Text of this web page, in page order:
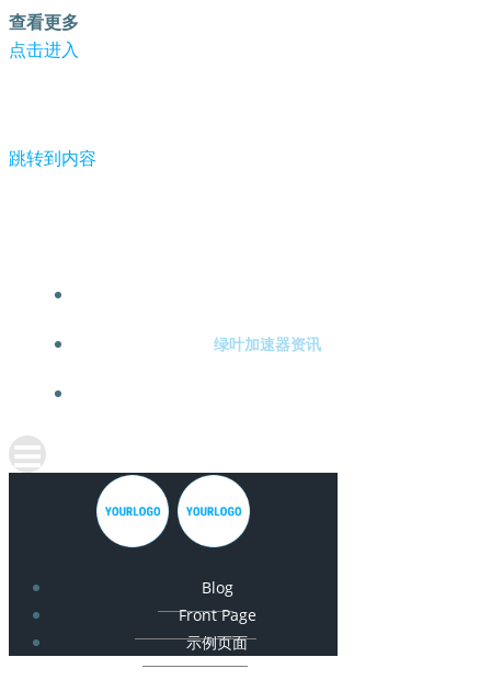
查看更多
点击进入
跳转到内容
绿叶加速器资讯
Blog
Front Page
示例页面